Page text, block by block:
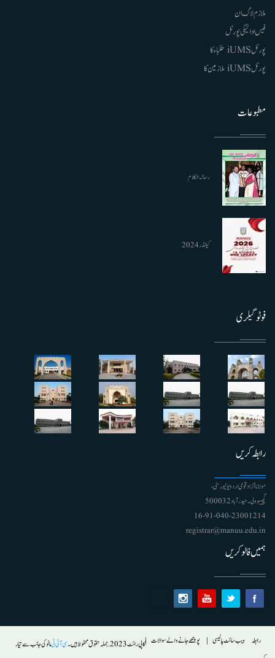
ملازم لاگ ان
فیس ادائیگی پورٹل
پورٹل iUMS طلباء کا
پورٹل iUMS ملازمین کا
مطبوعات
رسالہ الکلام
کیلنڈر 2024
فوٹو گیلری
رابطہ کریں
مولانا آزاد قومی اردو یونیورسٹی ،
گچیبوولی۔ حیدرآباد 500032
91-040-23001214 - 16
registrar@manuu.edu.in
ہمیں فالو کریں
رابطہ ویب سائٹ پالیسی پوچھے جانے والے سوالات کاپی رائٹ 2023. جملہ حقوق محفوظ ہیں۔ سی آئی ٹیمانو کی جانب سے تیار